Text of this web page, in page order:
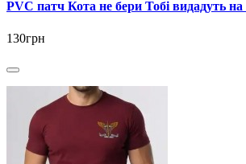
PVC патч Кота не бери Тобі видадуть на
130грн